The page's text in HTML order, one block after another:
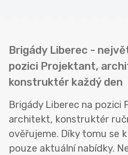
Brigády Liberec -
pozici Projektant,
konstruktér každý den
Brigády Liberec na pozici
architekt, konstruktér
ověřujeme. Díky tomu se
pouze aktuální nabídky.